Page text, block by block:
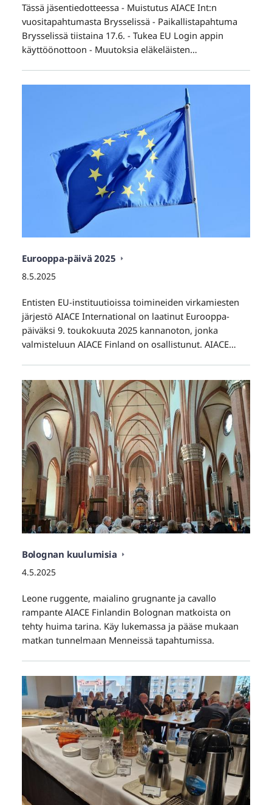
Tässä jäsentiedotteessa - Muistutus AIACE Int:n
vuositapahtumasta Brysselissä - Paikallistapahtuma
Brysselissä tiistaina 17.6. - Tukea EU Login appin
käyttöönottoon - Muutoksia eläkeläisten…
Eurooppa-päivä 2025
8.5.2025
Entisten EU-instituutioissa toimineiden virkamiesten
järjestö AIACE International on laatinut Eurooppa-
päiväksi 9. toukokuuta 2025 kannanoton, jonka
valmisteluun AIACE Finland on osallistunut. AIACE…
Bolognan kuulumisia
4.5.2025
Leone ruggente, maialino grugnante ja cavallo
rampante AIACE Finlandin Bolognan matkoista on
tehty huima tarina. Käy lukemassa ja pääse mukaan
matkan tunnelmaan Menneissä tapahtumissa.